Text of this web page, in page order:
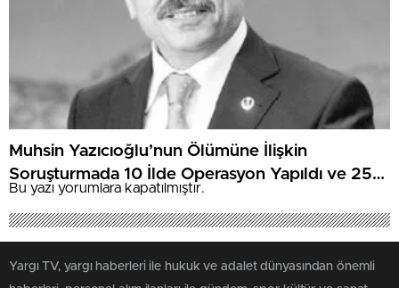
Muhsin Yazıcıoğlu’nun Ölümüne İlişkin
Soruşturmada 10 İlde Operasyon Yapıldı ve 25
Şüpheli Yakalandı
Bu yazı yorumlara kapatılmıştır.
Yargı TV, yargı haberleri ile hukuk ve adalet dünyasından önemli